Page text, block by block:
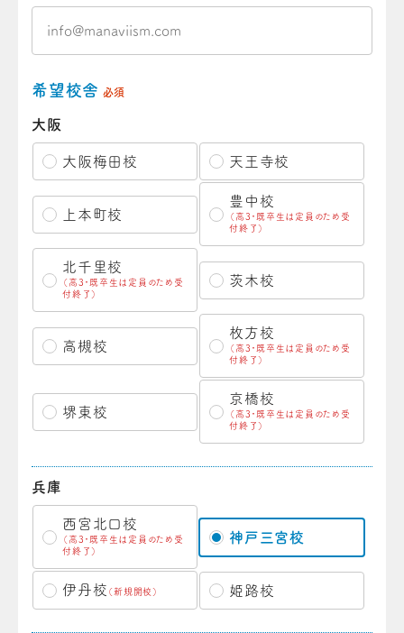
希望校舎 必須
大阪
大阪梅田校 天王寺校
上本町校
豊中校
（高3・既卒生は定員のため受
付終了）
北千里校
（高3・既卒生は定員のため受
付終了）
茨木校
高槻校
枚方校
（高3・既卒生は定員のため受
付終了）
堺東校
京橋校
（高3・既卒生は定員のため受
付終了）
兵庫
西宮北口校
（高3・既卒生は定員のため受
付終了）
神戸三宮校
伊丹校 （新規開校） 姫路校